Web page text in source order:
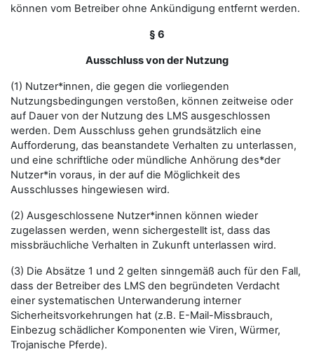
können vom Betreiber ohne Ankündigung entfernt werden.
§ 6
Ausschluss von der Nutzung
(1) Nutzer*innen, die gegen die vorliegenden
Nutzungsbedingungen verstoßen, können zeitweise oder
auf Dauer von der Nutzung des LMS ausgeschlossen
werden. Dem Ausschluss gehen grundsätzlich eine
Aufforderung, das beanstandete Verhalten zu unterlassen,
und eine schriftliche oder mündliche Anhörung des*der
Nutzer*in voraus, in der auf die Möglichkeit des
Ausschlusses hingewiesen wird.
(2) Ausgeschlossene Nutzer*innen können wieder
zugelassen werden, wenn sichergestellt ist, dass das
missbräuchliche Verhalten in Zukunft unterlassen wird.
(3) Die Absätze 1 und 2 gelten sinngemäß auch für den Fall,
dass der Betreiber des LMS den begründeten Verdacht
einer systematischen Unterwanderung interner
Sicherheitsvorkehrungen hat (z.B. E-Mail-Missbrauch,
Einbezug schädlicher Komponenten wie Viren, Würmer,
Trojanische Pferde).